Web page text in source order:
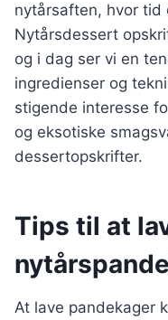
nytårsaften, hvor tid
Nytårsdessert
og i dag ser vi en
ingredienser og
stigende interesse
og eksotiske
dessertopskrifter.
Tips til at
At lave pandekager